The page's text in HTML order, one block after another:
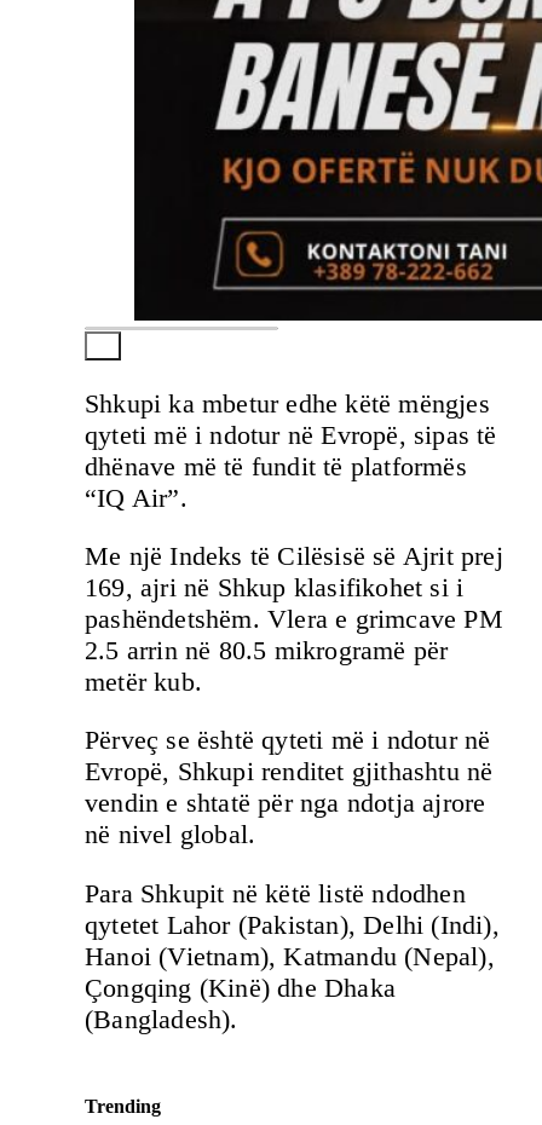
Shkupi ka mbetur edhe këtë mëngjes
qyteti më i ndotur në Evropë, sipas të
dhënave më të fundit të platformës
“IQ Air”.
Me një Indeks të Cilësisë së Ajrit prej
169, ajri në Shkup klasifikohet si i
pashëndetshëm. Vlera e grimcave PM
2.5 arrin në 80.5 mikrogramë për
metër kub.
Përveç se është qyteti më i ndotur në
Evropë, Shkupi renditet gjithashtu në
vendin e shtatë për nga ndotja ajrore
në nivel global.
Para Shkupit në këtë listë ndodhen
qytetet Lahor (Pakistan), Delhi (Indi),
Hanoi (Vietnam), Katmandu (Nepal),
Çongqing (Kinë) dhe Dhaka
(Bangladesh).
Trending